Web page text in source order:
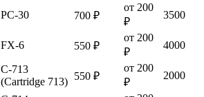
PC-30 700 ₽
от 200
₽
3500
FX-6 550 ₽
от 200
₽
4000
C-713
(Cartridge 713) 550 ₽
от 200
₽
2000